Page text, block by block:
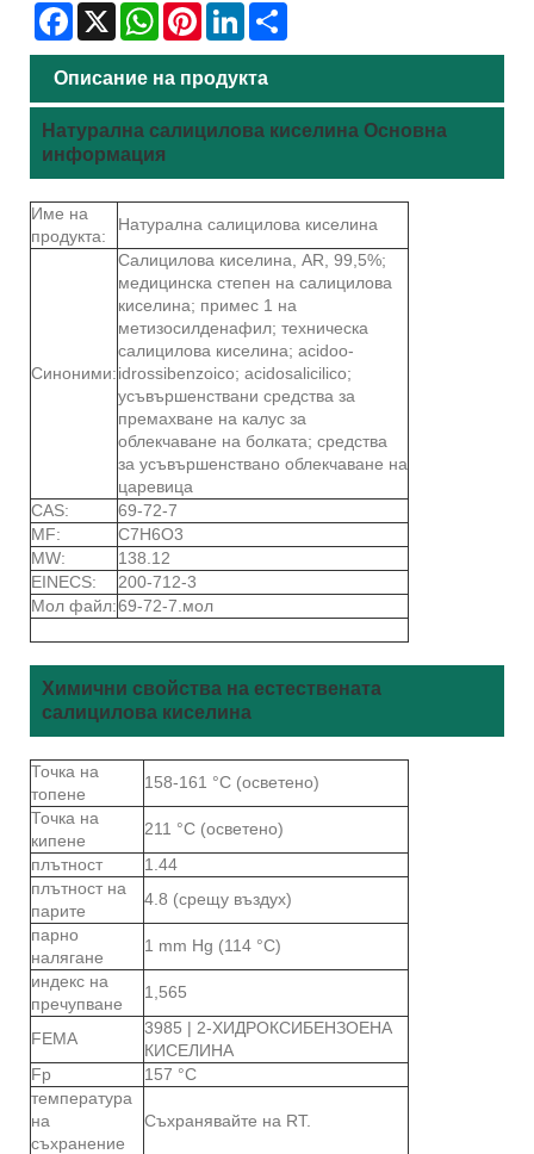
Facebook
X WhatsAppPinterestLinkedIn
Описание на продукта
Натурална салицилова киселина Основна
информация
Име на
продукта:
Натурална салицилова киселина
Синоними:
Салицилова киселина, AR, 99,5%;
медицинска степен на салицилова
киселина; примес 1 на
метизосилденафил; техническа
салицилова киселина; acidoo-
idrossibenzoico; acidosalicilico;
усъвършенствани средства за
премахване на калус за
облекчаване на болката; средства
за усъвършенствано облекчаване на
царевица
CAS:
69-72-7
MF:
C7H6O3
MW:
138.12
EINECS:
200-712-3
Мол файл:69-72-7.мол
Химични свойства на естествената
салицилова киселина
Точка на
топене
158-161 °C (осветено)
Точка на
кипене
211 °C (осветено)
плътност
1.44
плътност на
парите
4.8 (срещу въздух)
парно
налягане
1 mm Hg (114 °C)
индекс на
пречупване
1,565
FEMA
3985 | 2-ХИДРОКСИБЕНЗОЕНА
КИСЕЛИНА
Fp
157 °C
температура
на
съхранение
Съхранявайте на RT.